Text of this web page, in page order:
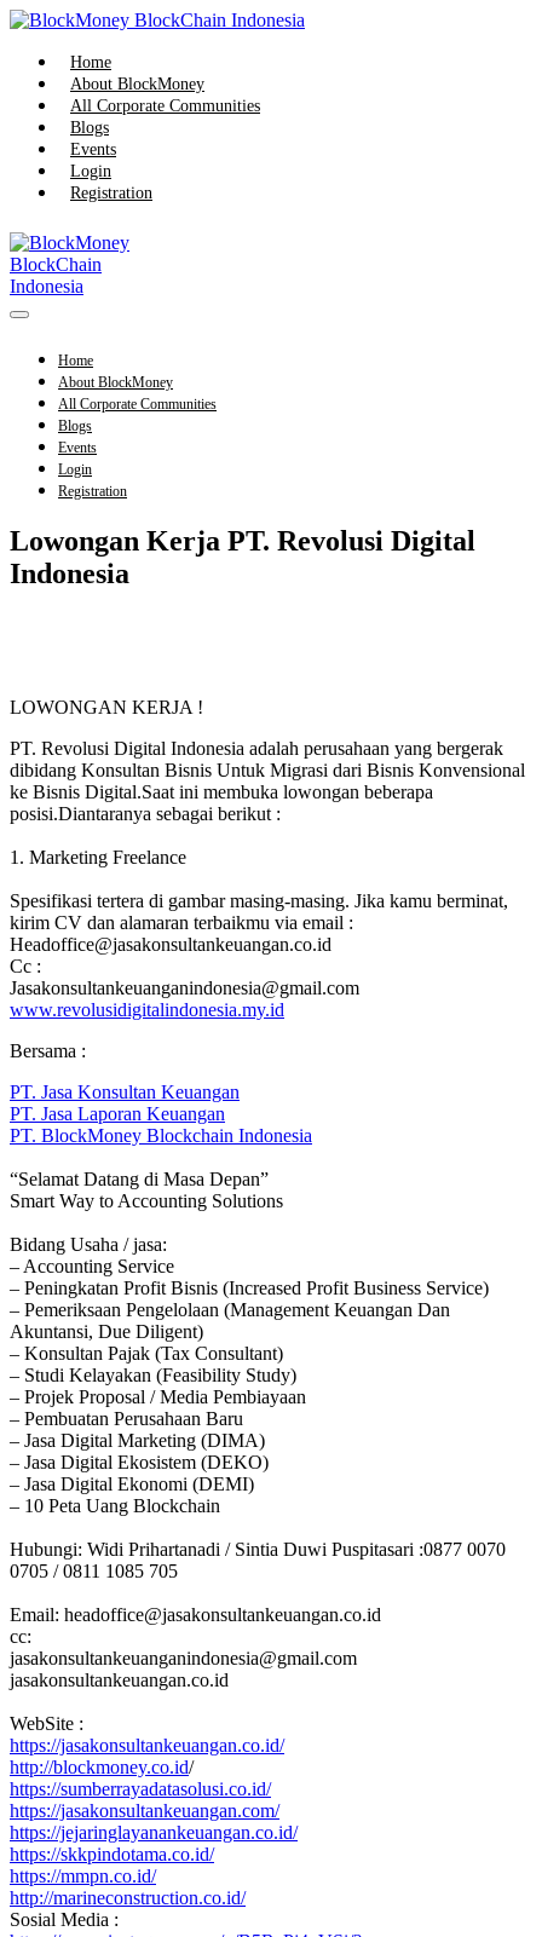
Skip
content
Home
About BlockMoney
All Corporate Communities
Blogs
Events
Login
Registration
Menu
Home
About BlockMoney
All Corporate Communities
Blogs
Events
Login
Registration
Lowongan Kerja PT. Revolusi Digital
Indonesia
LOWONGAN KERJA !
PT. Revolusi Digital Indonesia adalah perusahaan yang bergerak
dibidang Konsultan Bisnis Untuk Migrasi dari Bisnis Konvensional
ke Bisnis Digital.Saat ini membuka lowongan beberapa
posisi.Diantaranya sebagai berikut :
1. Marketing Freelance
Spesifikasi tertera di gambar masing-masing. Jika kamu berminat,
kirim CV dan alamaran terbaikmu via email :
Headoffice@jasakonsultankeuangan.co.id
Cc :
Jasakonsultankeuanganindonesia@gmail.com
www.revolusidigitalindonesia.my.id
Bersama :
PT. Jasa Konsultan Keuangan
PT. Jasa Laporan Keuangan
PT. BlockMoney Blockchain Indonesia
“Selamat Datang di Masa Depan”
Smart Way to Accounting Solutions
Bidang Usaha / jasa:
– Accounting Service
– Peningkatan Profit Bisnis (Increased Profit Business Service)
– Pemeriksaan Pengelolaan (Management Keuangan Dan
Akuntansi, Due Diligent)
– Konsultan Pajak (Tax Consultant)
– Studi Kelayakan (Feasibility Study)
– Projek Proposal / Media Pembiayaan
– Pembuatan Perusahaan Baru
– Jasa Digital Marketing (DIMA)
– Jasa Digital Ekosistem (DEKO)
– Jasa Digital Ekonomi (DEMI)
– 10 Peta Uang Blockchain
Hubungi: Widi Prihartanadi / Sintia Duwi Puspitasari :0877 0070
0705 / 0811 1085 705
Email: headoffice@jasakonsultankeuangan.co.id
cc:
jasakonsultankeuanganindonesia@gmail.com
jasakonsultankeuangan.co.id
WebSite :
https://jasakonsultankeuangan.co.id/
http://blockmoney.co.id/
https://sumberrayadatasolusi.co.id/
https://jasakonsultankeuangan.com/
https://jejaringlayanankeuangan.co.id/
https://skkpindotama.co.id/
https://mmpn.co.id/
http://marineconstruction.co.id/
Sosial Media :